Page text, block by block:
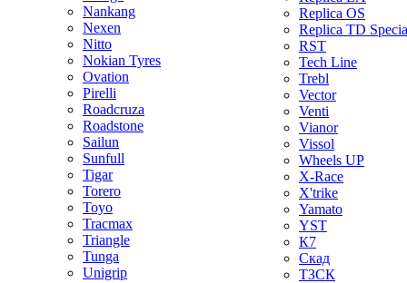
Nankang
Nexen
Nitto
Nokian Tyres
Ovation
Pirelli
Roadcruza
Roadstone
Sailun
Sunfull
Tigar
Torero
Toyo
Tracmax
Triangle
Tunga
Unigrip
Replica OS
Replica TD
RST
Tech Line
Trebl
Vector
Venti
Vianor
Vissol
Wheels UP
X-Race
X'trike
Yamato
YST
К7
Скад
ТЗСК